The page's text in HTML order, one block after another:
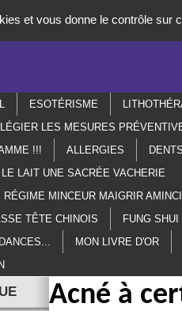
ESOTÉRISME
LES MESURES
!!!
ALLERGIES
LE LAIT UNE SACRÉE VACHERIE
MINCEUR MAIGRIR
TÊTE CHINOIS
FUNG SHUI
MON LIVRE D'OR
Acné à
et vous donne le contrôle sur